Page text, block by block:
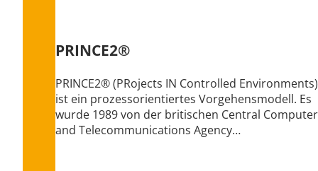
PRINCE2®
PRINCE2® (PRojects IN Controlled Environments)
ist ein prozessorientiertes Vorgehensmodell. Es
wurde 1989 von der britischen Central Computer
and Telecommunications Agency…